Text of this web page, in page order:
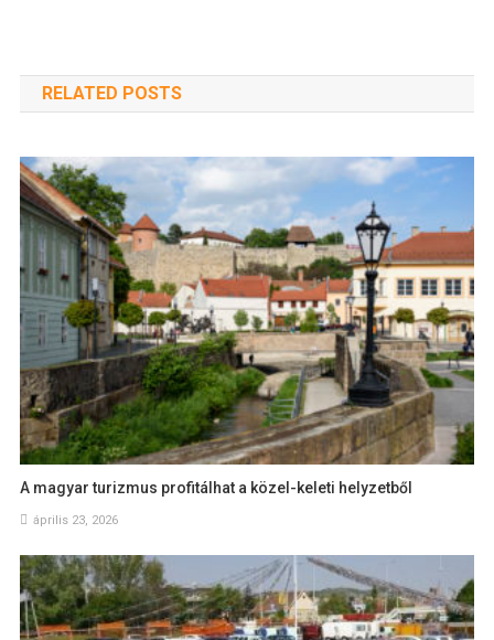
RELATED POSTS
A magyar turizmus profitálhat a közel-keleti helyzetből
április 23, 2026